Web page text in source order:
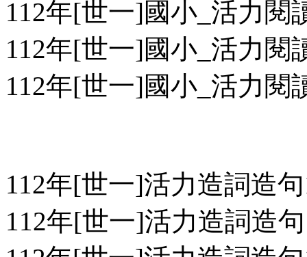
112年[世一]國小_活力閱
112年[世一]國小_活力閱
112年[世一]國小_活力閱
112年[世一]活力造詞造
112年[世一]活力造詞造